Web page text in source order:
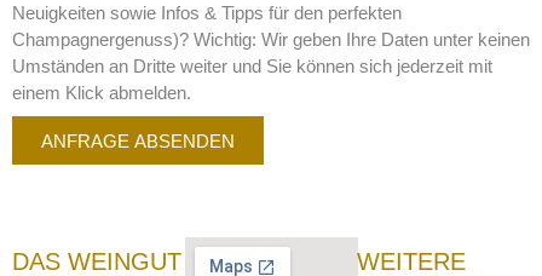
Neuigkeiten sowie Infos & Tipps für den perfekten
Champagnergenuss)? Wichtig: Wir geben Ihre Daten unter keinen
Umständen an Dritte weiter und Sie können sich jederzeit mit
einem Klick abmelden.
ANFRAGE ABSENDEN
DAS WEINGUT
WEITERE